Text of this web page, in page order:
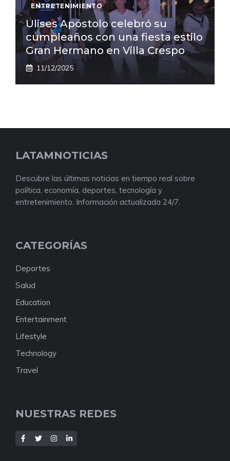
ENTRETENIMIENTO
Ulises Apóstolo celebró su
cumpleaños con una fiesta estilo
Gran Hermano en Villa Crespo
11/12/2025
LATAMNOTICIAS
Descubre las últimas noticias en tiempo real sobre
política, economía, deportes, tecnología y
entretenimiento. Información actualizada 24/7.
CATEGORÍAS
Deportes
Salud
Education
Entertainment
Lifestyle
Technology
Travel
NUESTRAS REDES